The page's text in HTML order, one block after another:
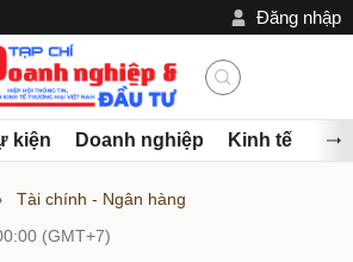
Đăng nhập
kiện Doanh nghiệp Kinh tế
Tài chính - Ngân hàng
(GMT+7)